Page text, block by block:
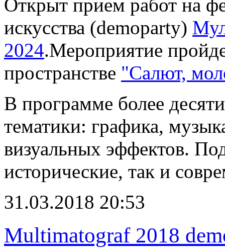
Открыт прием работ на
искусства (demoparty)
2024.Мероприятие
пространстве "Салют,
В программе более
тематики: графика,
визуальных эффектов.
исторические, так и
31.03.2018 20:53
Multimatograf 2018